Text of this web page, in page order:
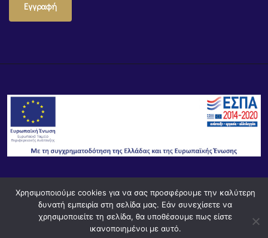
Εγγραφή
© Powered byKnowledge AE
Χρησιμοποιούμε cookies για να σας προσφέρουμε την καλύτερη
δυνατή εμπειρία στη σελίδα μας. Εάν συνεχίσετε να
χρησιμοποιείτε τη σελίδα, θα υποθέσουμε πως είστε
ικανοποιημένοι με αυτό.